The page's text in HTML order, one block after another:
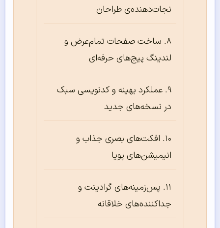
نجات‌دهنده‌ی طراحان
ساخت صفحات تمام‌عرض و
لندینگ پیج‌های حرفه‌ای
عملکرد بهینه و کدنویسی سبک
در نسخه‌های جدید
افکت‌های بصری جذاب و
انیمیشن‌های پویا
پس‌زمینه‌های گرادینت و
جداکننده‌های خلاقانه